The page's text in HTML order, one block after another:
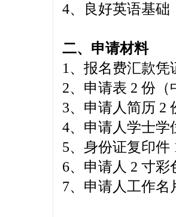
4、良好英语基础
二、申请材料
1、报名费汇款凭
2、申请表 2 份（
3、申请人简历 2
4、申请人学士学
5、身份证复印件
6、申请人 2 寸
7、申请人工作名